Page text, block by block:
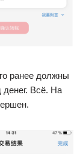
ранее должны
Всё. На